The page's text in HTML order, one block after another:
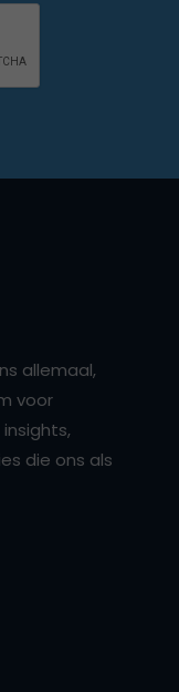
allemaal,
voor
die ons als